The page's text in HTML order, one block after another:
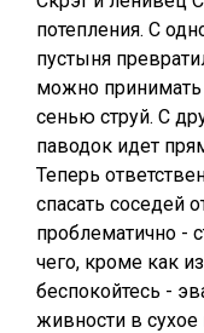
потепления. С
пустыня
можно
сенью струй. С
паводок идет
Теперь
спасать соседей
проблематично -
чего, кроме как
беспокойтесь -
живности в